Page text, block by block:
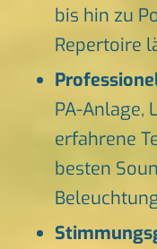
bis hin zu
Repertoire
PA-Anlage,
erfahrene
besten